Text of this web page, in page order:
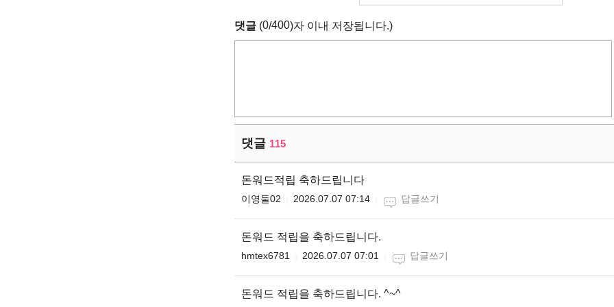
댓글 (0/400)자 이내 저장됩니다.)
댓글 115
돈워드적립 축하드립니다
이영둘02 2026.07.07 07:14 답글쓰기
돈워드 적립을 축하드립니다.
hmtex6781 2026.07.07 07:01 답글쓰기
돈워드 적립을 축하드립니다. ^~^